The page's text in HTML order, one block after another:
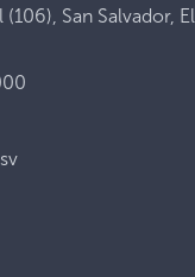
de
San Salvador,